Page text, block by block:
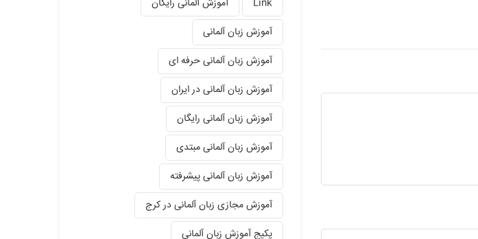
Link
آموزش آلمانی رایگان
آموزش زبان آلمانی
آموزش زبان آلمانی حرفه ای
آموزش زبان آلمانی در ایران
آموزش زبان آلمانی رایگان
آموزش زبان آلمانی مبتدی
آموزش زبان آلمانی پیشرفته
آموزش مجازی زبان آلمانی در کرج
پکیج آموزش زبان آلمانی